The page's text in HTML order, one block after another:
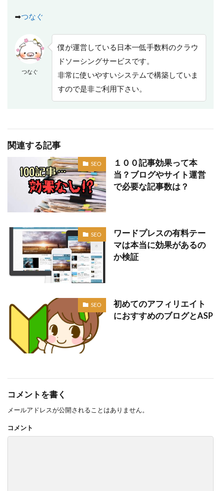
➡つなぐ
つなぐ
僕が運営している日本一低手数料のクラウ
ドソーシングサービスです。
非常に使いやすいシステムで構築していま
すので是非ご利用下さい。
関連する記事
SEO
１００記事効果って本
当？ブログやサイト運営
で必要な記事数は？
SEO
ワードプレスの有料テー
マは本当に効果があるの
か検証
SEO
初めてのアフィリエイト
におすすめのブログとASP
コメントを書く
メールアドレスが公開されることはありません。
コメント